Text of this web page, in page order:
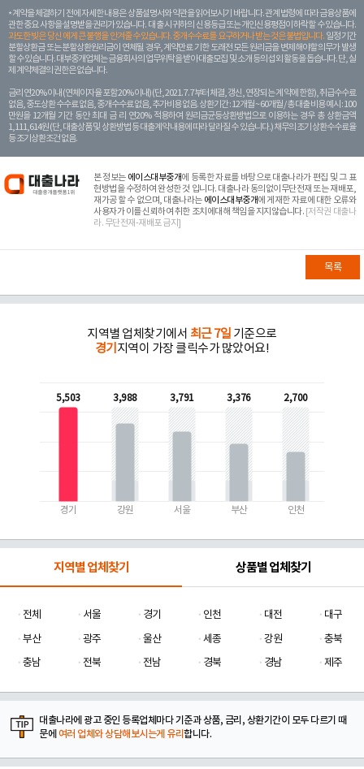
계약을 체결하기 전에 자세한 내용은 상품설명서와 약관을 읽어보시기 바랍니다. 관계 법령에 따라 금융상품에
관한 중요 사항을 설명받을 권리가 있습니다. 대 출 시 귀하의 신용등급 또는 개인신용평점이 하락할 수 있습니다.
과도한 빚은 당신 에게 큰 불행을 안겨줄 수 있습니다. 중개수수료를 요구하거나 받는 것은 불법입니다. 일정 기간
분할상환금 또는 분할상환원리금이 연체될 경우, 계약만료 기한 도래전 모든 원리금을 변제해야할 의무가 발생
할 수 있습니다. 대부중개업체는 금융회사의 업무위탁을 받아 대출모집 및 소개 등의 섭외 활동을 돕습니다. 단, 실
제 계약체결의 권한은 없습니다.
금리 연20% 이내 (연체이자율 포함 20% 이내) (단, 2021. 7. 7부터 체결, 갱신, 연장되는 계 약에 한함), 취급수수료
없음, 중도상환 수수료 없음, 중개수수료 없음, 추가비용 없음. 상환기간 : 12개월 ~ 60개월 / 총 대출 비용 예시 : 100
만원을 12개월 기간 동안 최대 금 리 연20% 적용하여 원리금균등상환방법으로 이용하는 경우 총 상환금액
1,111,614원 (단, 대출상품 및 상환방법 등 대출계약 내용에 따라 달라질 수 있습니다.) 채무의 조기 상환수수료율
등 조기상환조건 없음.
본 정보는 에이스대부중개에 등록한 자료를 바탕으로 대출나라가 편집 및 그 표
현방법을 수정하여 완성한 것 입니다. 대출나라 동의없이무단전재 또는 재배포,
재가공 할 수 없으며, 대출나라는 에이스대부중개에 게재한 자료에 대한 오류와
사용자가 이를 신뢰하여 취한 조치에대해 책임을 지지않습니다. [저작권 대출나
라. 무단전재-재배포 금지]
목록
지역별 업체찾기에서 최근 7일 기준으로
경기 지역이 가장 클릭수가 많았어요!
5,503
경기
3,988
강원
3,791
서울
3,376
부산
2,700
인천
지역별 업체찾기 상품별 업체찾기
전체 서울 경기 인천 대전
대구
부산
광주 울산 세종 강원
충북
충남
전북 전남 경북 경남 제주
대출나라에 광고 중인 등록업체마다 기준과 상품, 금리, 상환기간이 모두 다르기 때
문에 여러 업체와 상담해보시는게 유리합니다.